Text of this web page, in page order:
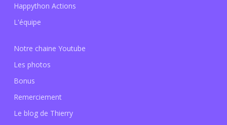
Happython Actions
L'équipe
Notre chaine Youtube
Les photos
Bonus
Remerciement
Le blog de Thierry